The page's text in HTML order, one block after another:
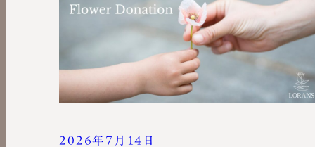
2026年7月14日